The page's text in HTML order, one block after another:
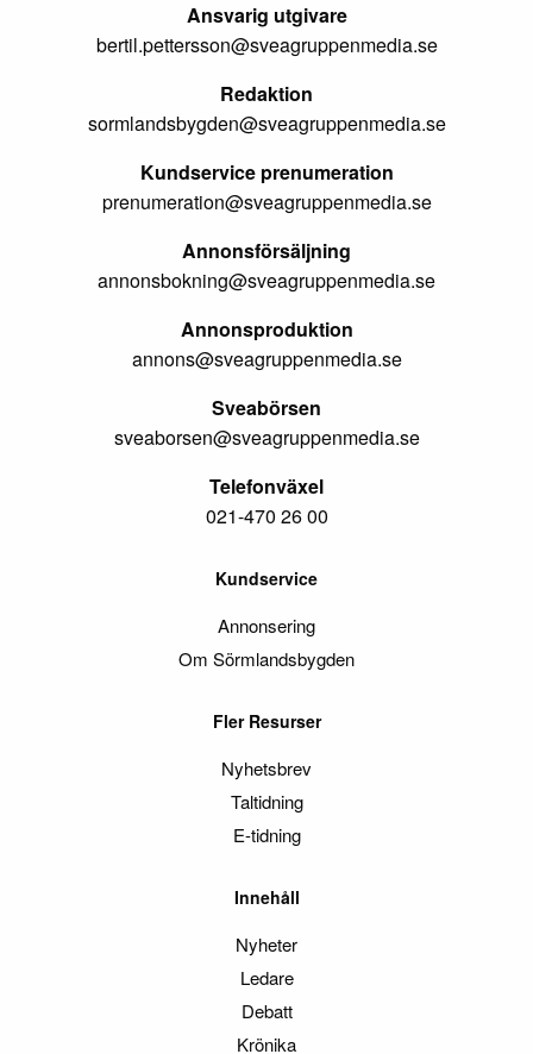
Ansvarig utgivare
bertil.pettersson@sveagruppenmedia.se
Redaktion
sormlandsbygden@sveagruppenmedia.se
Kundservice prenumeration
prenumeration@sveagruppenmedia.se
Annonsförsäljning
annonsbokning@sveagruppenmedia.se
Annonsproduktion
annons@sveagruppenmedia.se
Sveabörsen
sveaborsen@sveagruppenmedia.se
Telefonväxel
021-470 26 00
Kundservice
Annonsering
Om Sörmlandsbygden
Fler Resurser
Nyhetsbrev
Taltidning
E-tidning
Innehåll
Nyheter
Ledare
Debatt
Krönika